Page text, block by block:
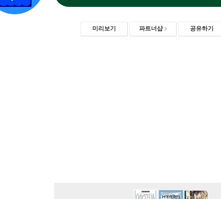
미리보기 파트너샵 공유하기